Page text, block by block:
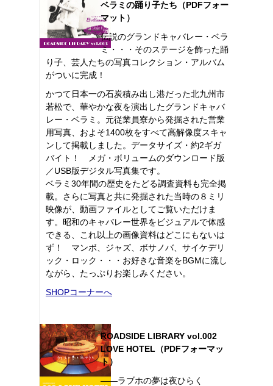
ベラミの踊り子たち（PDFフォー
マット）
伝説のグランドキャバレー・ベラ
ミ・・・そのステージを飾った踊
り子、芸人たちの写真コレクション・アルバム
がついに完成！
かつて日本一の石炭積み出し港だった北九州市
若松で、華やかな夜を演出したグランドキャバ
レー・ベラミ。元従業員寮から発掘された営業
用写真、およそ1400枚をすべて高解像度スキャ
ンして掲載しました。データサイズ・約2ギガ
バイト！ メガ・ボリュームのダウンロード版
／USB版デジタル写真集です。
ベラミ30年間の歴史をたどる調査資料も完全掲
載。さらに写真と共に発掘された当時の８ミリ
映像が、動画ファイルとしてご覧いただけま
す。昭和のキャバレー世界をビジュアルで体感
できる、これ以上の画像資料はどこにもないは
ず！ マンボ、ジャズ、ボサノバ、サイケデリ
ック・ロック・・・お好きな音楽をBGMに流し
ながら、たっぷりお楽しみください。
SHOPコーナーへ
ROADSIDE LIBRARY vol.002
LOVE HOTEL（PDFフォーマッ
ト）
――ラブホの夢は夜ひらく